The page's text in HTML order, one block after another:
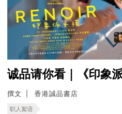
诚品请你看｜《印象派
撰文 香港誠品書店
职人絮语